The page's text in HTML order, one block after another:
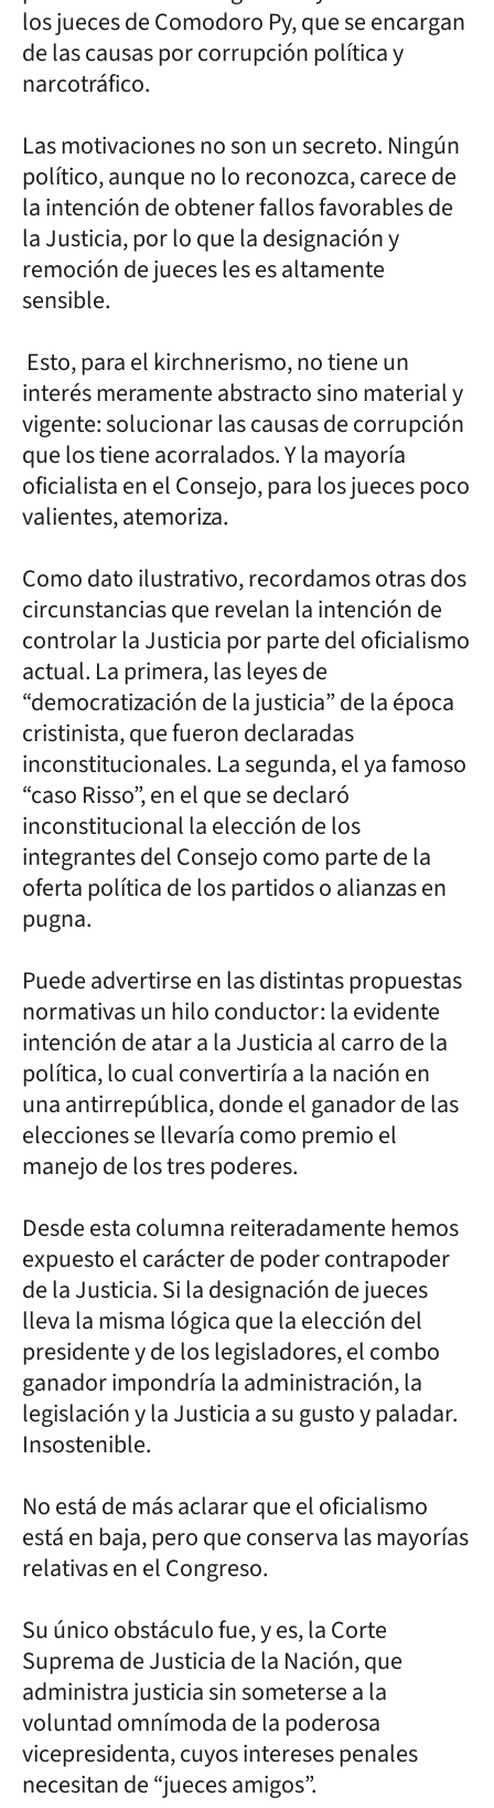
los jueces de Comodoro Py, que se encargan
de las causas por corrupción política y
narcotráfico.
Las motivaciones no son un secreto. Ningún
político, aunque no lo reconozca, carece de
la intención de obtener fallos favorables de
la Justicia, por lo que la designación y
remoción de jueces les es altamente
sensible.
Esto, para el kirchnerismo, no tiene un
interés meramente abstracto sino material y
vigente: solucionar las causas de corrupción
que los tiene acorralados. Y la mayoría
oficialista en el Consejo, para los jueces poco
valientes, atemoriza.
Como dato ilustrativo, recordamos otras dos
circunstancias que revelan la intención de
controlar la Justicia por parte del oficialismo
actual. La primera, las leyes de
“democratización de la justicia” de la época
cristinista, que fueron declaradas
inconstitucionales. La segunda, el ya famoso
“caso Risso”, en el que se declaró
inconstitucional la elección de los
integrantes del Consejo como parte de la
oferta política de los partidos o alianzas en
pugna.
Puede advertirse en las distintas propuestas
normativas un hilo conductor: la evidente
intención de atar a la Justicia al carro de la
política, lo cual convertiría a la nación en
una antirrepública, donde el ganador de las
elecciones se llevaría como premio el
manejo de los tres poderes.
Desde esta columna reiteradamente hemos
expuesto el carácter de poder contrapoder
de la Justicia. Si la designación de jueces
lleva la misma lógica que la elección del
presidente y de los legisladores, el combo
ganador impondría la administración, la
legislación y la Justicia a su gusto y paladar.
Insostenible.
No está de más aclarar que el oficialismo
está en baja, pero que conserva las mayorías
relativas en el Congreso.
Su único obstáculo fue, y es, la Corte
Suprema de Justicia de la Nación, que
administra justicia sin someterse a la
voluntad omnímoda de la poderosa
vicepresidenta, cuyos intereses penales
necesitan de “jueces amigos”.